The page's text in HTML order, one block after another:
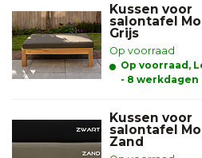
Kussen voor
salontafel
Grijs
Op voorraad
Op voorraad,
- 8 werkdagen
Kussen voor
salontafel
Zand